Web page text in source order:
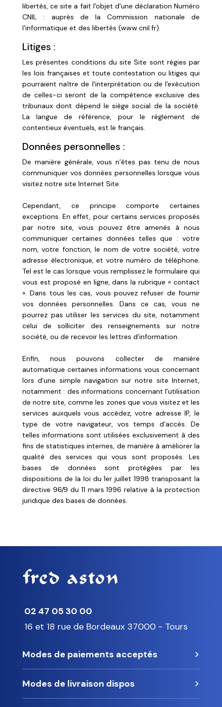
libertés, ce site a fait l'objet d'une déclaration Numéro
CNIL : auprès de la Commission nationale de
l'informatique et des libertés (www.cnil.fr).
Litiges :
Les présentes conditions du site Site sont régies par
les lois françaises et toute contestation ou litiges qui
pourraient naître de l'interprétation ou de l'exécution
de celles-ci seront de la compétence exclusive des
tribunaux dont dépend le siège social de la société.
La langue de référence, pour le règlement de
contentieux éventuels, est le français.
Données personnelles :
De manière générale, vous n’êtes pas tenu de nous
communiquer vos données personnelles lorsque vous
visitez notre site Internet Site.
Cependant, ce principe comporte certaines
exceptions. En effet, pour certains services proposés
par notre site, vous pouvez être amenés à nous
communiquer certaines données telles que : votre
nom, votre fonction, le nom de votre société, votre
adresse électronique, et votre numéro de téléphone.
Tel est le cas lorsque vous remplissez le formulaire qui
vous est proposé en ligne, dans la rubrique « contact
». Dans tous les cas, vous pouvez refuser de fournir
vos données personnelles. Dans ce cas, vous ne
pourrez pas utiliser les services du site, notamment
celui de solliciter des renseignements sur notre
société, ou de recevoir les lettres d’information.
Enfin, nous pouvons collecter de manière
automatique certaines informations vous concernant
lors d’une simple navigation sur notre site Internet,
notamment : des informations concernant l’utilisation
de notre site, comme les zones que vous visitez et les
services auxquels vous accédez, votre adresse IP, le
type de votre navigateur, vos temps d'accès. De
telles informations sont utilisées exclusivement à des
fins de statistiques internes, de manière à améliorer la
qualité des services qui vous sont proposés. Les
bases de données sont protégées par les
dispositions de la loi du 1er juillet 1998 transposant la
directive 96/9 du 11 mars 1996 relative à la protection
juridique des bases de données.
Contact
02 47 05 30 00
16 et 18 rue de Bordeaux 37000 - Tours
Modes de paiements acceptés
Modes de livraison dispos